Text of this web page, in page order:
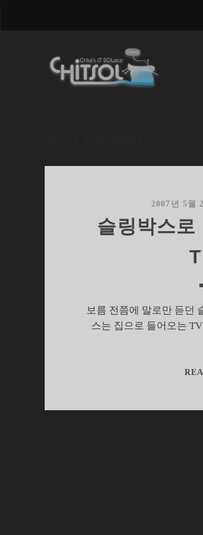
2007년 5월
슬링박스로
보름 전쯤에 말로만 듣던
스는 집으로 들어오는